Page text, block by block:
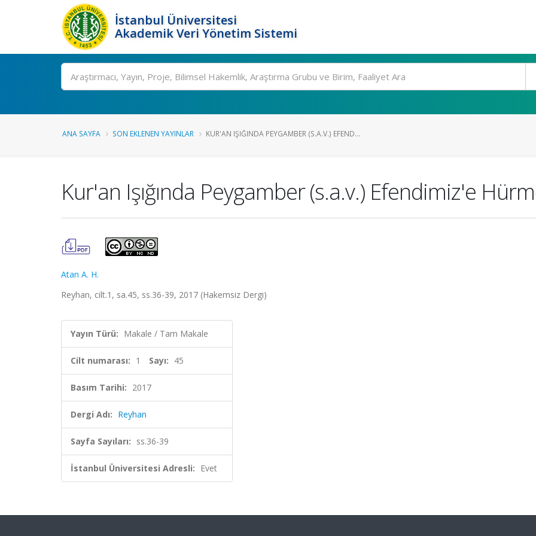
İstanbul Üniversitesi
Akademik Veri Yönetim Sistemi
Ara
ANA SAYFA SON EKLENEN YAYINLAR KUR'AN IŞIĞINDA PEYGAMBER (S.A.V.) EFEND...
Kur'an Işığında Peygamber (s.a.v.) Efendimiz'e
Atan A. H.
Reyhan, cilt.1, sa.45, ss.36-39, 2017 (Hakemsiz Dergi)
Yayın Türü: Makale / Tam Makale
Cilt numarası: 1 Sayı: 45
Basım Tarihi: 2017
Dergi Adı: Reyhan
Sayfa Sayıları: ss.36-39
İstanbul Üniversitesi Adresli: Evet